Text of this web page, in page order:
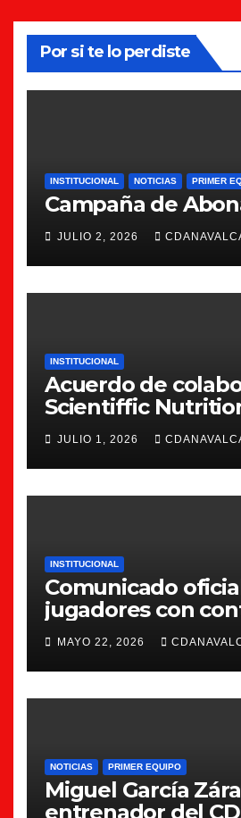
Por si te lo perdiste
INSTITUCIONAL NOTICIAS PRIMER
Campaña de
JULIO 2, 2026
INSTITUCIONAL
Acuerdo de
Scientiffic
JULIO 1, 2026
INSTITUCIONAL
Comunicado
jugadores con
la 26/27
MAYO 22, 2026
NOTICIAS PRIMER EQUIPO
Miguel García
entrenador del